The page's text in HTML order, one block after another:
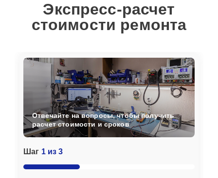
Экспресс-расчет
стоимости ремонта
Шаг 1 из 3
Отвечайте на вопросы, чтобы получить
расчет стоимости и сроков